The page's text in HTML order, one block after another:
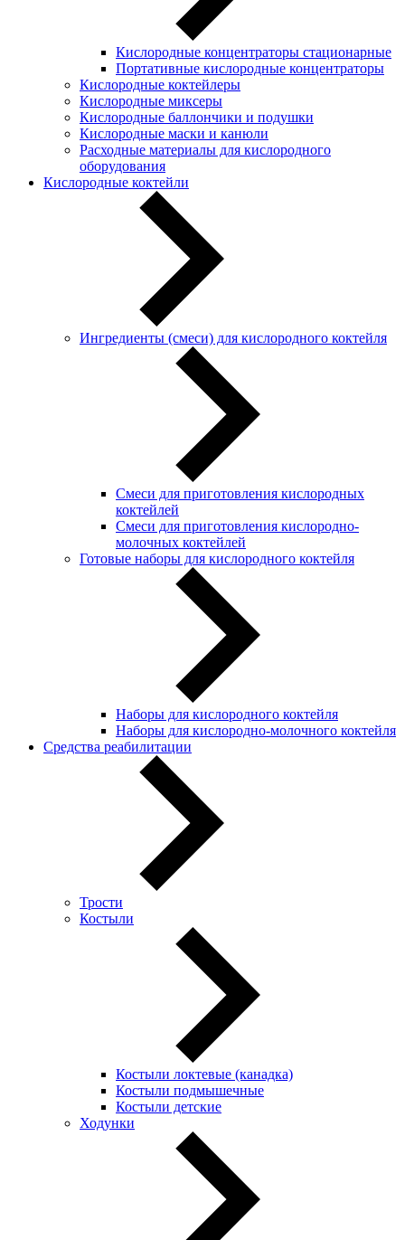
Кислородные концентраторы стационарные
Портативные кислородные концентраторы
Кислородные коктейлеры
Кислородные миксеры
Кислородные баллончики и подушки
Кислородные маски и канюли
Расходные материалы для кислородного
оборудования
Кислородные коктейли
Ингредиенты (смеси) для кислородного коктейля
Смеси для приготовления кислородных
коктейлей
Смеси для приготовления кислородно-
молочных коктейлей
Готовые наборы для кислородного коктейля
Наборы для кислородного коктейля
Наборы для кислородно-молочного коктейля
Средства реабилитации
Трости
Костыли
Костыли локтевые (канадка)
Костыли подмышечные
Костыли детские
Ходунки